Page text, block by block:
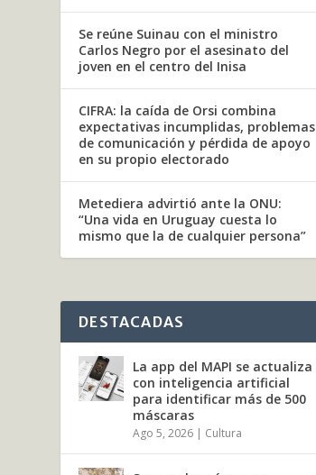
Se reúne Suinau con el ministro
Carlos Negro por el asesinato del
joven en el centro del Inisa
CIFRA: la caída de Orsi combina
expectativas incumplidas, problemas
de comunicación y pérdida de apoyo
en su propio electorado
Metediera advirtió ante la ONU:
“Una vida en Uruguay cuesta lo
mismo que la de cualquier persona”
DESTACADAS
La app del MAPI se actualiza
con inteligencia artificial
para identificar más de 500
máscaras
Ago 5, 2026 | Cultura